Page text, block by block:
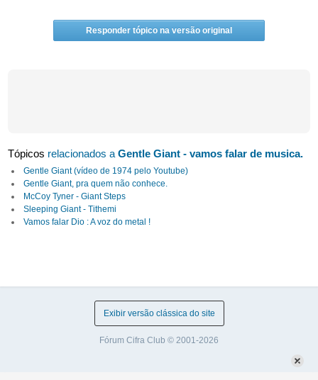
Responder tópico na versão original
Tópicos relacionados aGentle Giant - vamos falar de musica.
Gentle Giant (vídeo de 1974 pelo Youtube)
Gentle Giant, pra quem não conhece.
McCoy Tyner - Giant Steps
Sleeping Giant - Tithemi
Vamos falar Dio : A voz do metal !
Exibir versão clássica do site
Fórum Cifra Club © 2001-2026